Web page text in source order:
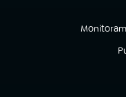
(abre em